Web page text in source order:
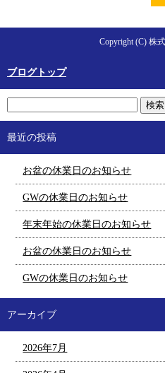
Copyright (C) 株
ブログトップ
最近の投稿
お盆の休業日のお知らせ
GWの休業日のお知らせ
年末年始の休業日のお知らせ
お盆の休業日のお知らせ
GWの休業日のお知らせ
アーカイブ
2026年7月